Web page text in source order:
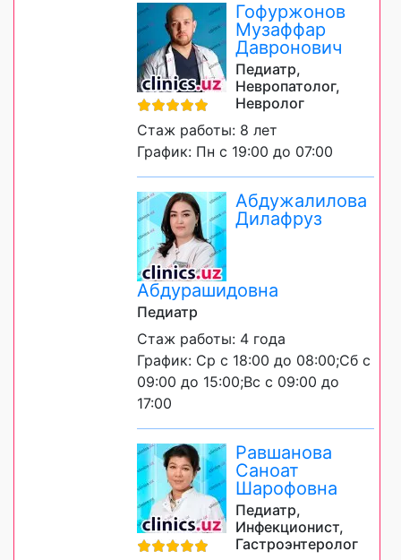
Гофуржонов
Музаффар
Давронович
Педиатр,
Невропатолог,
Невролог
Стаж работы: 8 лет
График: Пн с 19:00 до 07:00
Абдужалилова
Дилафруз
Абдурашидовна
Педиатр
Стаж работы: 4 года
График: Ср с 18:00 до 08:00;Сб с
09:00 до 15:00;Вс с 09:00 до
17:00
Равшанова
Саноат
Шарофовна
Педиатр,
Инфекционист,
Гастроэнтеролог